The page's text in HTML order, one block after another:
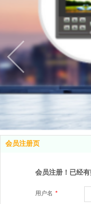
会员注册页
会员注册！已经
用户名 *